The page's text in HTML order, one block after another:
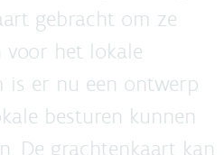
gebracht om ze
het lokale
is er nu een ontwerp
besturen kunnen
De grachtenkaart kan